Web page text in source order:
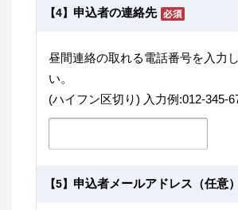
【4】 申込者の連絡先
昼間連絡の取れる電話番号を入力
い。
(ハイフン区切り) 入力例:012-345-
【5】 申込者メールアドレス（任意）